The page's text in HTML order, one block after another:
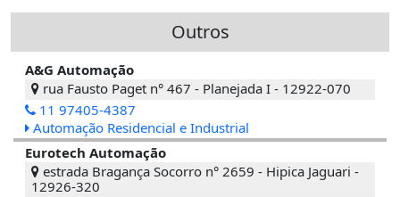
Outros
A&G Automação
rua Fausto Paget n° 467 - Planejada I - 12922-070
11 97405-4387
Automação Residencial e Industrial
Eurotech Automação
estrada Bragança Socorro n° 2659 - Hipica Jaguari -
12926-320